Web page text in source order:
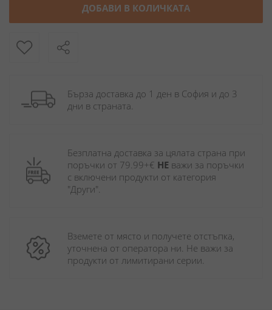
ДОБАВИ В КОЛИЧКАТА
Бърза доставка до 1 ден в София и до 3
дни в страната.
Безплатна доставка за цялата страна при
поръчки от 79.99+€ НЕ важи за поръчки
с включени продукти от категория
"Други".
Вземете от място и получете отстъпка,
уточнена от оператора ни. Не важи за
продукти от лимитирани серии.